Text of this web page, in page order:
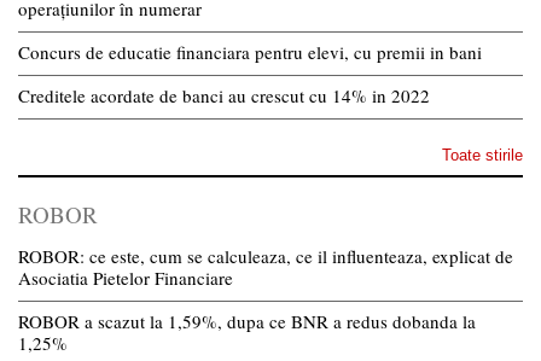
operațiunilor în numerar
Concurs de educatie financiara pentru elevi, cu premii in bani
Creditele acordate de banci au crescut cu 14% in 2022
Toate stirile
ROBOR
ROBOR: ce este, cum se calculeaza, ce il influenteaza, explicat de
Asociatia Pietelor Financiare
ROBOR a scazut la 1,59%, dupa ce BNR a redus dobanda la
1,25%